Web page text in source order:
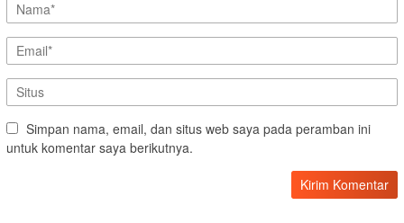
Simpan nama, email, dan situs web saya pada peramban ini
untuk komentar saya berikutnya.